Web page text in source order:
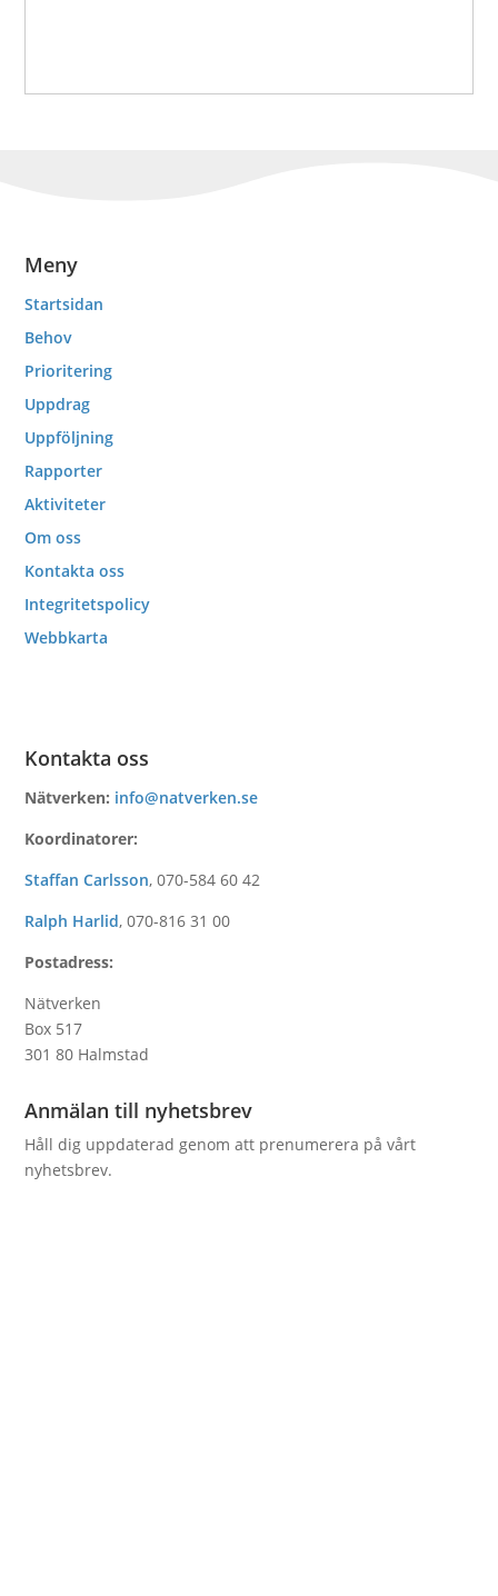
Meny
Startsidan
Behov
Prioritering
Uppdrag
Uppföljning
Rapporter
Aktiviteter
Om oss
Kontakta oss
Integritetspolicy
Webbkarta
Kontakta oss
Nätverken: info@natverken.se
Koordinatorer:
Staffan Carlsson,070-584 60 42
Ralph Harlid, 070-816 31 00
Postadress:
Nätverken
Box 517
301 80 Halmstad
Anmälan till nyhetsbrev
Håll dig uppdaterad genom att prenumerera på vårt
nyhetsbrev.